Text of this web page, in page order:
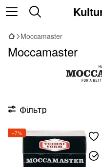
Moccamaster
Moccamaster
Фільтр
−7%